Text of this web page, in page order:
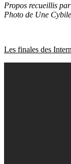
Propos recueillis
Photo de Une
Les finales des